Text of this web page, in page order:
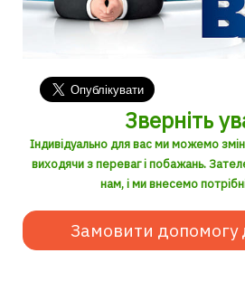
Зверніть
Індивідуально для вас ми можемо
виходячи з переваг і побажань.
нам, і ми внесемо
Замовити допомогу